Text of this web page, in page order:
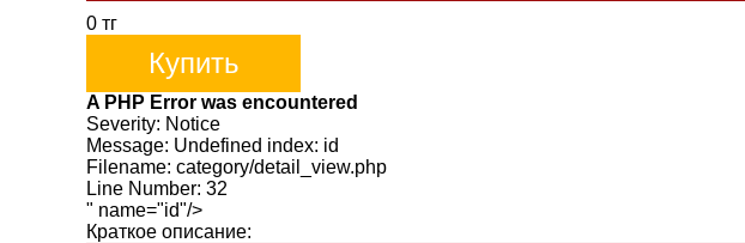
0 тг
Купить
A PHP Error was encountered
Severity: Notice
Message: Undefined index: id
Filename: category/detail_view.php
Line Number: 32
" name="id"/>
Краткое описание: